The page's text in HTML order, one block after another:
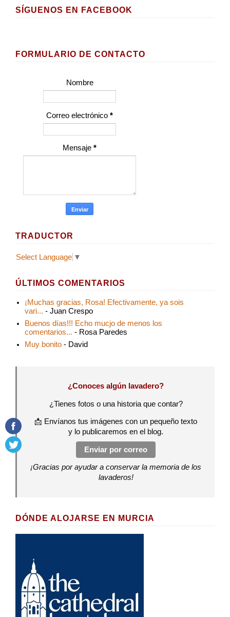
SÍGUENOS EN FACEBOOK
FORMULARIO DE CONTACTO
Nombre
Correo electrónico *
Mensaje *
TRADUCTOR
Select Language ▼
ÚLTIMOS COMENTARIOS
¡Muchas gracias, Rosa! Efectivamente, ya sois
vari... - Juan Crespo
Buenos días!!! Echo mucjo de menos los
comentarios... - Rosa Paredes
Muy bonito - David
¿Conoces algún lavadero?
¿Tienes fotos o una historia que contar?
📩 Envíanos tus imágenes con un pequeño texto
y lo publicaremos en el blog.
Enviar por correo
¡Gracias por ayudar a conservar la memoria de los
lavaderos!
DÓNDE ALOJARSE EN MURCIA